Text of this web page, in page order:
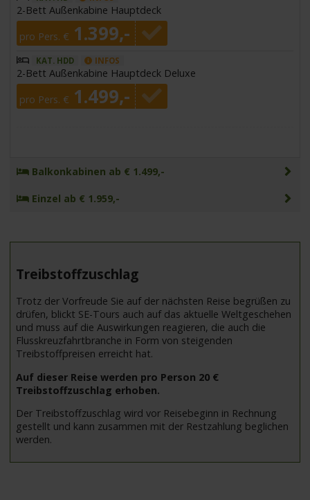
2-Bett Außenkabine Hauptdeck
pro Pers. € 1.399,-
KAT. HDD INFOS
2-Bett Außenkabine Hauptdeck Deluxe
pro Pers. € 1.499,-
Balkonkabinen ab € 1.499,-
Einzel ab € 1.959,-
Treibstoffzuschlag
Trotz der Vorfreude Sie auf der nächsten Reise begrüßen zu
drüfen, blickt SE-Tours auch auf das aktuelle Weltgeschehen
und muss auf die Auswirkungen reagieren, die auch die
Flusskreuzfahrtbranche in Form von steigenden
Treibstoffpreisen erreicht hat.
Auf dieser Reise werden pro Person 20 €
Treibstoffzuschlag erhoben.
Der Treibstoffzuschlag wird vor Reisebeginn in Rechnung
gestellt und kann zusammen mit der Restzahlung beglichen
werden.